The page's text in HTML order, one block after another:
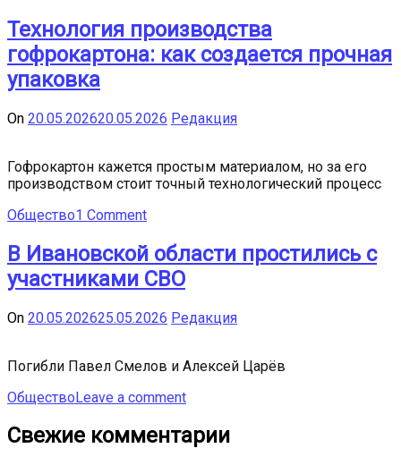
Технология производства
гофрокартона: как создается прочная
упаковка
On 20.05.202620.05.2026 Редакция
Гофрокартон кажется простым материалом, но за его
производством стоит точный технологический процесс
Общество1 Comment
В Ивановской области простились с
участниками СВО
On 20.05.202625.05.2026 Редакция
Погибли Павел Смелов и Алексей Царёв
ОбществоLeave a comment
Свежие комментарии